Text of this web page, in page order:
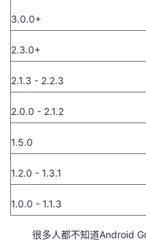
子
直
的
我
开
发
者
学
Programs
的
支
持
我
3.0.0+
2.3.0+
2.1.3 - 2.2.3
2.0.0 - 2.1.2
1.5.0
1.2.0 - 1.3.1
1.0.0 - 1.1.3
很多人都不知道Android